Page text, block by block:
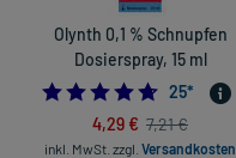
Olynth 0,1 % Schnupfen
Dosierspray, 15 ml
4.72
25*
4,29 € 7,21 €
inkl. MwSt. zzgl. Versandkosten